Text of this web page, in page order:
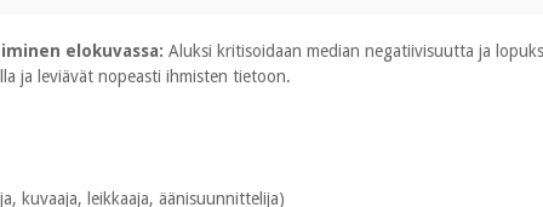
elokuvassa: Aluksi kritisoidaan median negatiivisuutta ja
ja leviävät nopeasti ihmisten tietoon.
kuvaaja, leikkaaja, äänisuunnittelija)